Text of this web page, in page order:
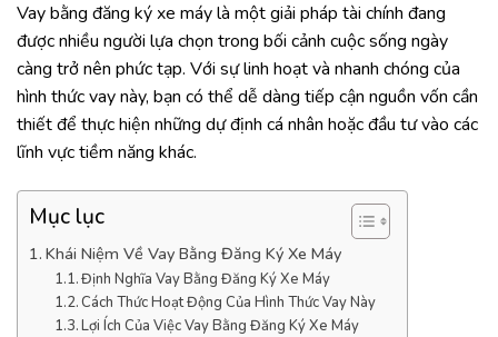
Vay bằng đăng ký xe máy là một giải pháp tài chính đang
được nhiều người lựa chọn trong bối cảnh cuộc sống ngày
càng trở nên phức tạp. Với sự linh hoạt và nhanh chóng của
hình thức vay này, bạn có thể dễ dàng tiếp cận nguồn vốn cần
thiết để thực hiện những dự định cá nhân hoặc đầu tư vào các
lĩnh vực tiềm năng khác.
Mục lục
Khái Niệm Về Vay Bằng Đăng Ký Xe Máy
Định Nghĩa Vay Bằng Đăng Ký Xe Máy
Cách Thức Hoạt Động Của Hình Thức Vay Này
Lợi Ích Của Việc Vay Bằng Đăng Ký Xe Máy